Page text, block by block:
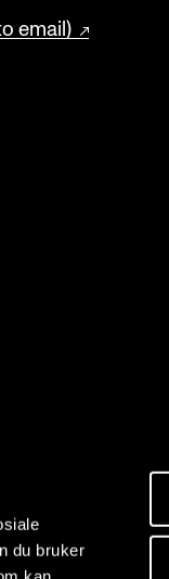
du bruker
email)